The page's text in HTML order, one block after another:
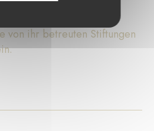
die Fondation de
von ihr betreuten Stiftungen